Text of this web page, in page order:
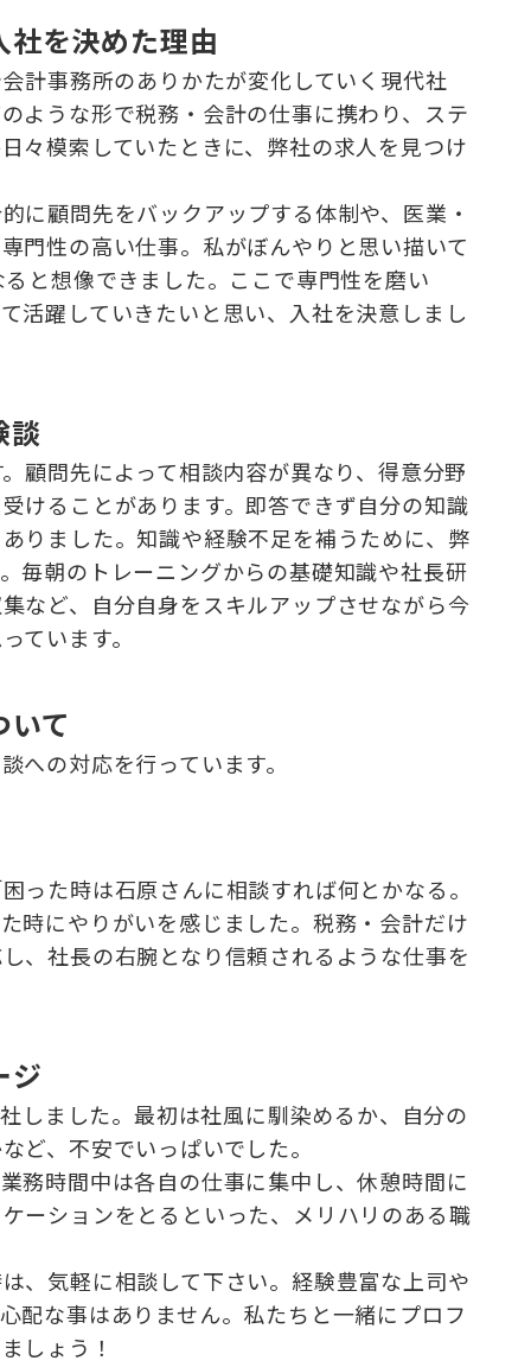
を決めた理由
計事務所のありかたが変化していく現代社
ような形で税務・会計の仕事に携わり、ステ
々模索していたときに、弊社の求人を見つけ
に顧問先をバックアップする体制や、医業・
門性の高い仕事。私がぼんやりと思い描いて
と想像できました。ここで専門性を磨い
活躍していきたいと思い、入社を決意しまし
談
顧問先によって相談内容が異なり、得意分野
けることがあります。即答できず自分の知識
りました。知識や経験不足を補うために、弊
毎朝のトレーニングからの基礎知識や社長研
など、自分自身をスキルアップさせながら今
ています。
て
への対応を行っています。
った時は石原さんに相談すれば何とかなる。
時にやりがいを感じました。税務・会計だけ
、社長の右腕となり信頼されるような仕事を
ジ
しました。最初は社風に馴染めるか、自分の
ど、不安でいっぱいでした。
務時間中は各自の仕事に集中し、休憩時間に
ーションをとるといった、メリハリのある職
、気軽に相談して下さい。経験豊富な上司や
配な事はありません。私たちと一緒にプロフ
しょう！